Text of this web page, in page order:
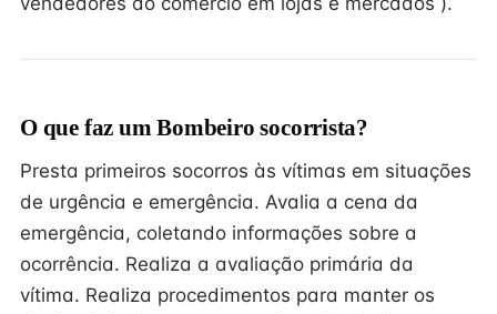
O que faz um Bombeiro socorrista?
Presta primeiros socorros às vítimas em situações
de urgência e emergência. Avalia a cena da
emergência, coletando informações sobre a
ocorrência. Realiza a avaliação primária da
vítima. Realiza procedimentos para manter os